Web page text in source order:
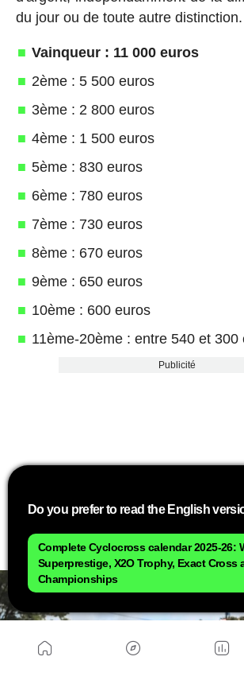
du jour ou de toute autre distinction.
Vainqueur : 11 000 euros
2ème : 5 500 euros
3ème : 2 800 euros
4ème : 1 500 euros
5ème : 830 euros
6ème : 780 euros
7ème : 730 euros
8ème : 670 euros
9ème : 650 euros
10ème : 600 euros
11ème-20ème : entre 540 et 300
Publicité
Do you prefer to read the English
Complete Cyclocross calendar 2025-26:
Superprestige, X2O Trophy, Exact Cross
Championships